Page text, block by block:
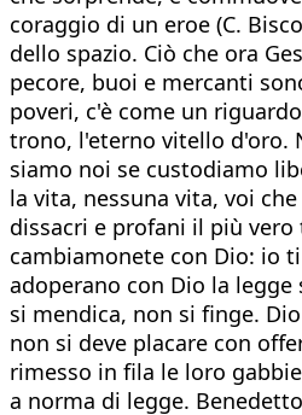
coraggio di un eroe (C.
dello spazio. Ciò che ora
pecore, buoi e mercanti
poveri, c'è come un
trono, l'eterno vitello d'oro.
siamo noi se custodiamo
la vita, nessuna vita, voi
dissacri e profani il più
cambiamonete con Dio: io
adoperano con Dio la
si mendica, non si finge.
non si deve placare con
rimesso in fila le loro
a norma di legge.